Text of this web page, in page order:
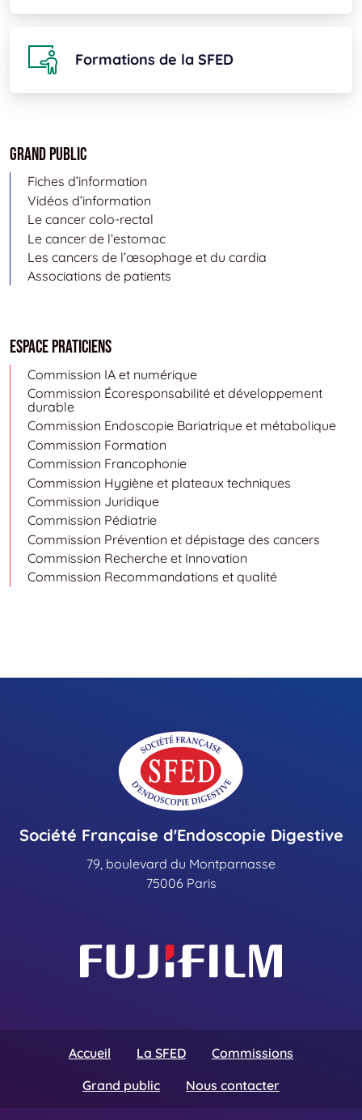
Formations de la SFED
Grand public
Fiches d’information
Vidéos d’information
Le cancer colo-rectal
Le cancer de l’estomac
Les cancers de l’œsophage et du cardia
Associations de patients
Espace Praticiens
Commission IA et numérique
Commission Écoresponsabilité et développement
durable
Commission Endoscopie Bariatrique et métabolique
Commission Formation
Commission Francophonie
Commission Hygiène et plateaux techniques
Commission Juridique
Commission Pédiatrie
Commission Prévention et dépistage des cancers
Commission Recherche et Innovation
Commission Recommandations et qualité
Société Française d'Endoscopie Digestive
79, boulevard du Montparnasse
75006 Paris
Accueil La SFED
Commissions
Grand public
Nous contacter